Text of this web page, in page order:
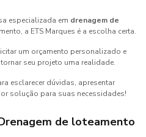
especializada em drenagem de
a ETS Marques é a escolha certa.
um orçamento personalizado e
seu projeto uma realidade.
esclarecer dúvidas, apresentar
solução para suas necessidades!
de loteamento